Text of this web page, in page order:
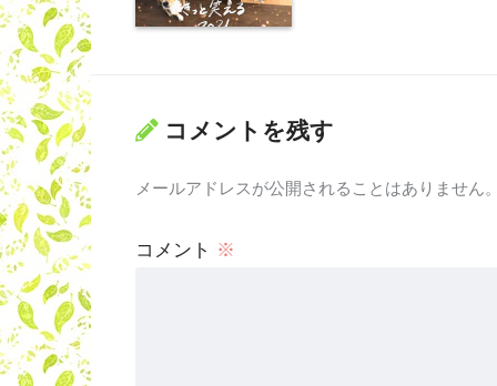
コメントを残す
メールアドレスが公開されることはありません
コメント ※